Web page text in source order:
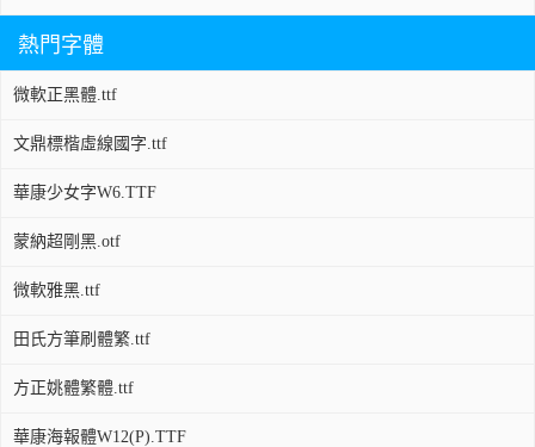
熱門字體
微軟正黑體.ttf
文鼎標楷虛線國字.ttf
華康少女字W6.TTF
蒙納超剛黑.otf
微軟雅黑.ttf
田氏方筆刷體繁.ttf
方正姚體繁體.ttf
華康海報體W12(P).TTF